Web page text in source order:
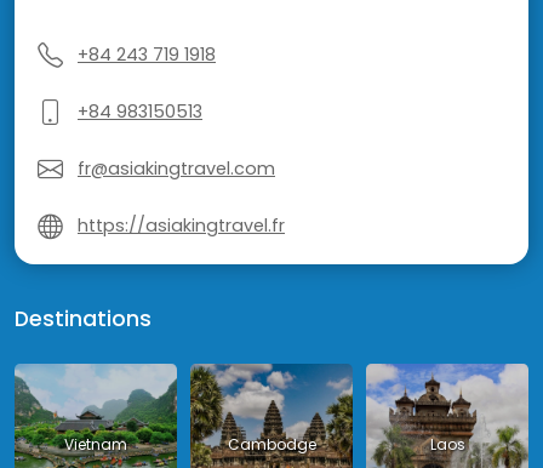
+84 243 719 1918
+84 983150513
fr@asiakingtravel.com
https://asiakingtravel.fr
Destinations
Vietnam Cambodge Laos